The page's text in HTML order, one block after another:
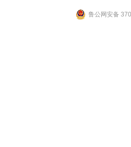
鲁公网安备